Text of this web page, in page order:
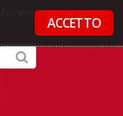
ACCETTO